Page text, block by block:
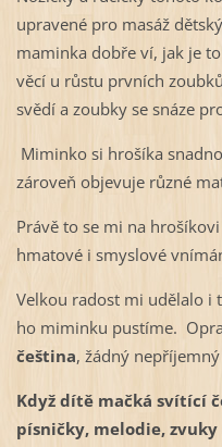
upravené pro masáž
maminka dobře ví, jak je
věcí u růstu prvních
svědí a zoubky se snáze
Miminko si hrošíka
zároveň objevuje různé
Právě to se mi na
hmatové i smyslové
Velkou radost mi udělalo i
ho miminku pustíme.
čeština, žádný
Když dítě mačká svítící
písničky, melodie,